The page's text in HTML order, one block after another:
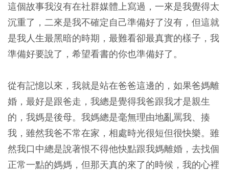
這個故事我沒有在社群媒體上寫過，一來是我覺得太
沉重了，二來是我不確定自己準備好了沒有，但這就
是我人生最黑暗的時期，最難看卻最真實的樣子，我
準備好要說了，希望看書的你也準備好了。
從有記憶以來，我就是站在爸爸這邊的，如果爸媽離
婚，最好是跟爸走，我總是覺得我爸跟我才是親生
的，我媽是後母。我媽總是毫無理由地亂罵我、揍
我，雖然我爸不常在家，相處時光很短但很快樂。雖
然我口中總是說著恨不得他快點跟我媽離婚，去找個
正常一點的媽媽，但那天真的來了的時候，我的心裡